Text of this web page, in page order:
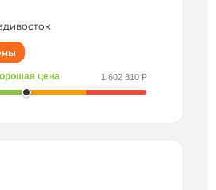
цена 1 602 310 ₽